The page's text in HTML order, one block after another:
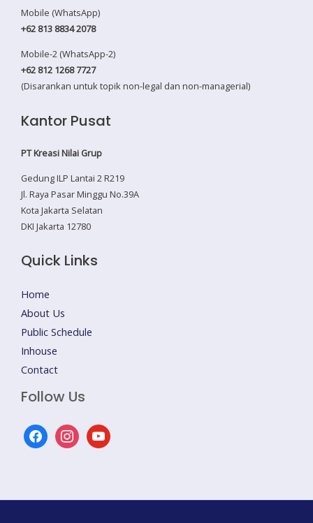
Mobile (WhatsApp)
+62 813 8834 2078
Mobile-2 (WhatsApp-2)
+62 812 1268 7727
(Disarankan untuk topik non-legal dan non-managerial)
Kantor Pusat
PT Kreasi Nilai Grup
Gedung ILP Lantai 2 R219
Jl. Raya Pasar Minggu No.39A
Kota Jakarta Selatan
DKI Jakarta 12780
Quick Links
Home
About Us
Public Schedule
Inhouse
Contact
Follow Us
facebookinstagramyoutube